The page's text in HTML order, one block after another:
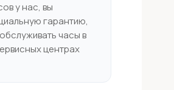
у нас, вы
гарантию,
часы в
центрах